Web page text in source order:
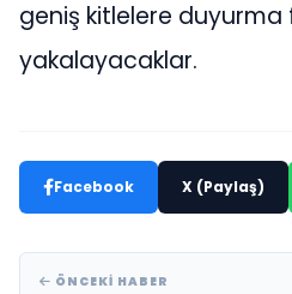
geniş kitlelere duyurma
yakalayacaklar.
Facebook X (Paylaş)
ÖNCEKI HABER